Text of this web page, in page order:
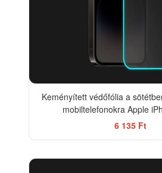
Keményített védőfólia a
mobiltelefonokra Apple
6 135 Ft